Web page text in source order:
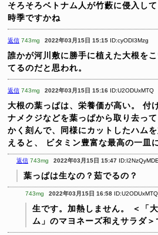
そろそろベトナム人が竹藪に侵入し
時季ですかね
返信 743mg 2022年03月15日 15:15 ID:cyODI3Mzg
誰かが河川敷に勝手に植えた大根を
てるのだと思われ。
返信 743mg 2022年03月15日 15:16 ID:U2ODUxMTQ
大根の葉っぱは、栄養価が高い。
付
ナメクジなどを葉っぱから取り去って
かく刻んで、同様にカットしたハム
えると、
ビタミン豊富な最高の一皿
返信 743mg 2022年03月15日 15:47 ID:I2NzQyMDE
葉っぱは生なの？茹でるの？
743mg 2022年03月15日 16:58 ID:U2ODUxMTQ
生です。加熱しません。
＜「
ム」のマヨネーズ和えサラダ＞